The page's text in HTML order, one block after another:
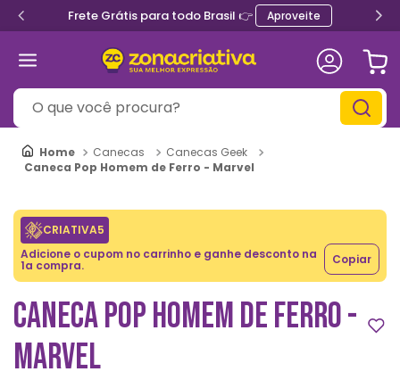
Frete Grátis para todo Brasil 👉 Aproveite
O que você procura?
Canecas
Canecas Geek
Caneca Pop Homem de Ferro - Marvel
CRIATIVA5
Adicione o cupom no carrinho e ganhe desconto na
1a compra. Copiar
CANECA POP HOMEM DE FERRO -
MARVEL